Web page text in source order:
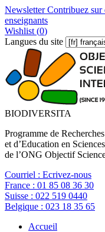
NewsletterContribuez sur
enseignants
Wishlist (0)
Langues du site
BIODIVERSITA
Programme de
et d’Education en
de l’ONG Objectif
Courriel : Ecrivez-nous
France : 01 85 08 36 30
Suisse : 022 519 0440
Belgique : 023 18 35 65
Accueil